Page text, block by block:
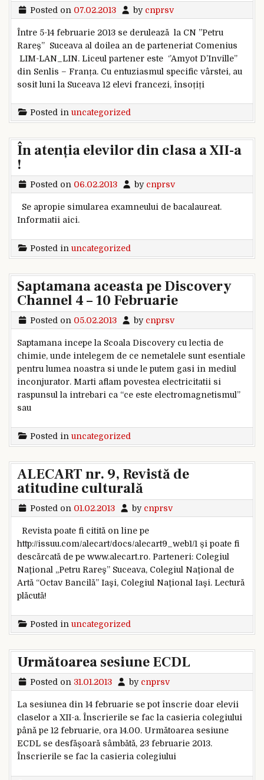
Posted on 07.02.2013 by cnprsv
Între 5-14 februarie 2013 se derulează la CN ”Petru
Rareș” Suceava al doilea an de parteneriat Comenius
LIM-LAN_LIN. Liceul partener este ‘’Amyot D’Inville”
din Senlis – Franța. Cu entuziasmul specific vârstei, au
sosit luni la Suceava 12 elevi francezi, însoțiți
Posted in uncategorized
În atenția elevilor din clasa a XII-a
!
Posted on 06.02.2013 by cnprsv
Se apropie simularea examneului de bacalaureat.
Informatii aici.
Posted in uncategorized
Saptamana aceasta pe Discovery
Channel 4 – 10 Februarie
Posted on 05.02.2013 by cnprsv
Saptamana incepe la Scoala Discovery cu lectia de
chimie, unde intelegem de ce nemetalele sunt esentiale
pentru lumea noastra si unde le putem gasi in mediul
inconjurator. Marti aflam povestea electricitatii si
raspunsul la intrebari ca “ce este electromagnetismul”
sau
Posted in uncategorized
ALECART nr. 9, Revistă de
atitudine culturală
Posted on 01.02.2013 by cnprsv
Revista poate fi citită on line pe
http://issuu.com/alecart/docs/alecart9_web1/1 și poate fi
descărcată de pe www.alecart.ro. Parteneri: Colegiul
Naţional „Petru Rareş” Suceava, Colegiul Naţional de
Artă “Octav Bancilă” Iaşi, Colegiul Naţional Iaşi. Lectură
plăcută!
Posted in uncategorized
Următoarea sesiune ECDL
Posted on 31.01.2013 by cnprsv
La sesiunea din 14 februarie se pot înscrie doar elevii
claselor a XII-a. Înscrierile se fac la casieria colegiului
până pe 12 februarie, ora 14.00. Următoarea sesiune
ECDL se desfășoară sâmbătă, 23 februarie 2013.
Înscrierile se fac la casieria colegiului